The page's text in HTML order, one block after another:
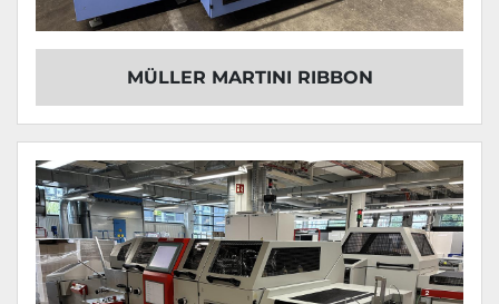
MÜLLER MARTINI RIBBON